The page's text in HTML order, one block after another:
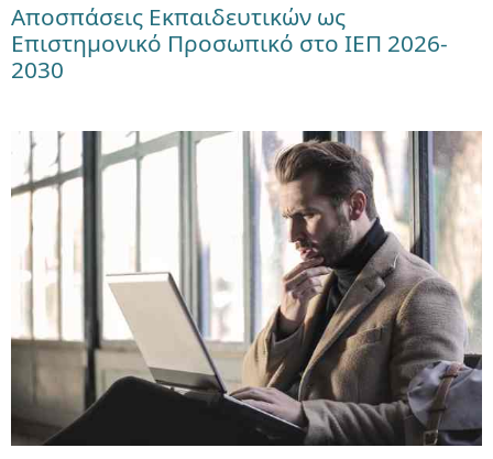
Αποσπάσεις Εκπαιδευτικών ως
Επιστημονικό Προσωπικό στο ΙΕΠ 2026-
2030